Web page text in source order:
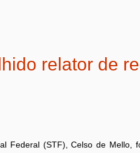
relator de
Federal (STF), Celso de Mello,